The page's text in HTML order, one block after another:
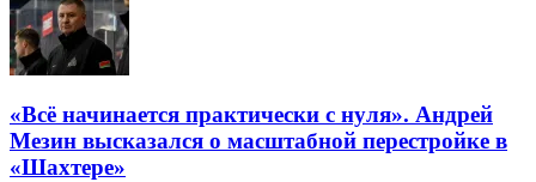
«Всё начинается практически с нуля». Андрей
Мезин высказался о масштабной перестройке в
«Шахтере»